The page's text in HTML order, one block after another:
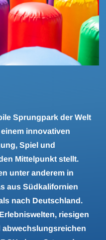
Sprungpark der Welt
innovativen
Spiel und
Mittelpunkt stellt.
unter anderem in
aus Südkalifornien
nach Deutschland.
riesigen